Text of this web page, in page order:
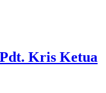
Kris Ketua